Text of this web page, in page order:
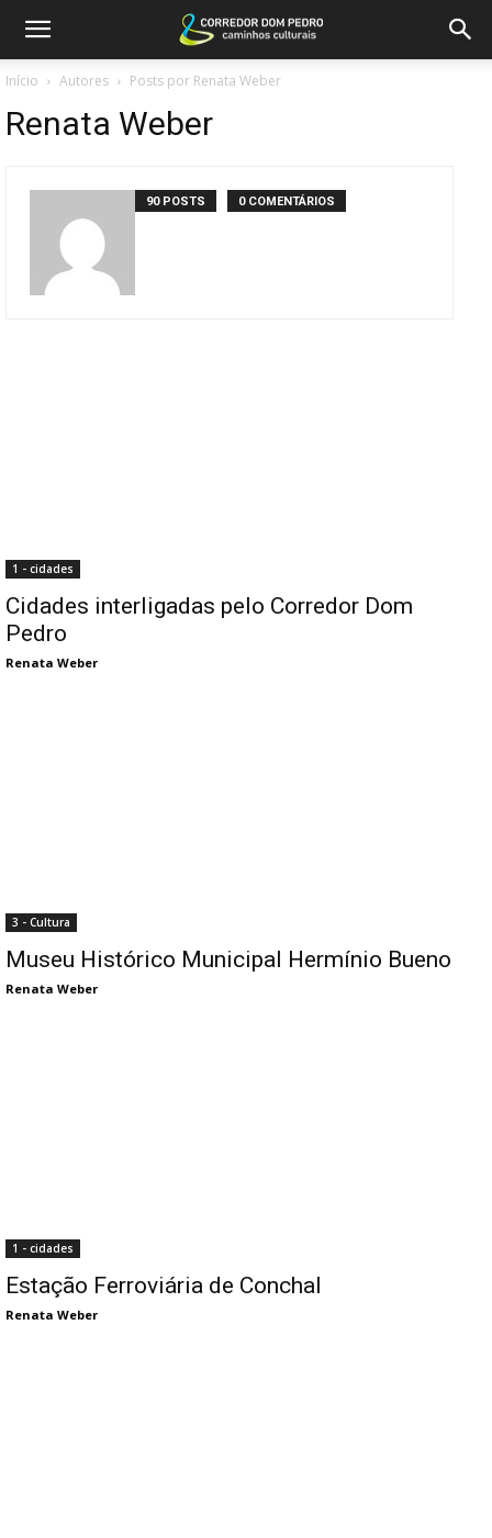
Início Autores Posts por Renata Weber
Renata Weber
90 POSTS 0 COMENTÁRIOS
1 - cidades
Cidades interligadas pelo Corredor Dom
Pedro
Renata Weber
3 - Cultura
Museu Histórico Municipal Hermínio Bueno
Renata Weber
1 - cidades
Estação Ferroviária de Conchal
Renata Weber